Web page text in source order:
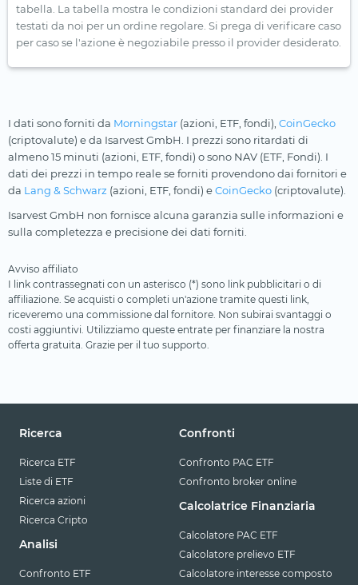
tabella. La tabella mostra le condizioni standard dei provider
testati da noi per un ordine regolare. Si prega di verificare caso
per caso se l'azione è negoziabile presso il provider desiderato.
I dati sono forniti da Morningstar (azioni, ETF, fondi), CoinGecko
(criptovalute) e da Isarvest GmbH. I prezzi sono ritardati di
almeno 15 minuti (azioni, ETF, fondi) o sono NAV (ETF, Fondi). I
dati dei prezzi in tempo reale se forniti provendono dai fornitori e
da Lang & Schwarz (azioni, ETF, fondi) eCoinGecko (criptovalute).
Isarvest GmbH non fornisce alcuna garanzia sulle informazioni e
sulla completezza e precisione dei dati forniti.
Avviso affiliato
I link contrassegnati con un asterisco (*) sono link pubblicitari o di
affiliazione. Se acquisti o completi un'azione tramite questi link,
riceveremo una commissione dal fornitore. Non subirai svantaggi o
costi aggiuntivi. Utilizziamo queste entrate per finanziare la nostra
offerta gratuita. Grazie per il tuo supporto.
Ricerca
Ricerca ETF
Liste di ETF
Ricerca azioni
Ricerca Cripto
Analisi
Confronto ETF
Confronti
Confronto PAC ETF
Confronto broker online
Calcolatrice Finanziaria
Calcolatore PAC ETF
Calcolatore prelievo ETF
Calcolatore interesse composto